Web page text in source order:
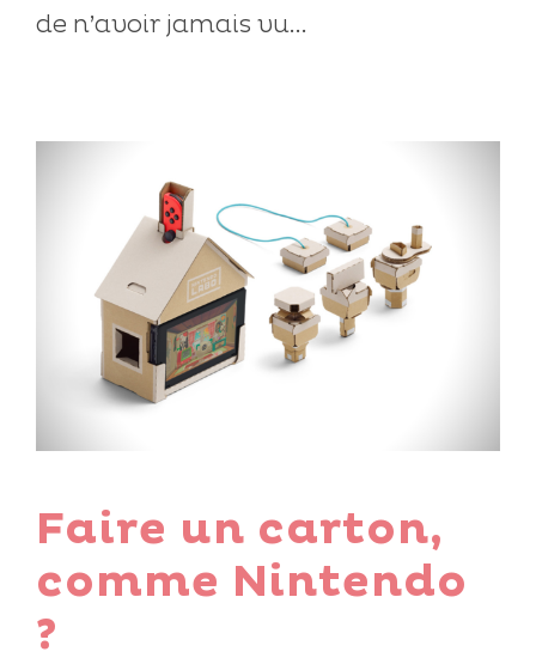
de n’avoir jamais vu...
Faire un carton,
comme Nintendo
?